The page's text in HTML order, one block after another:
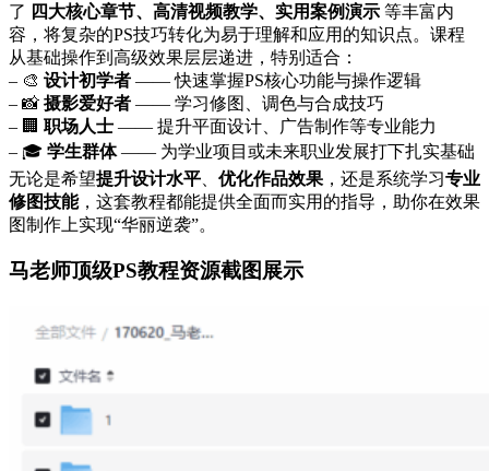
了 四大核心章节、高清视频教学、实用案例演示 等丰富内
容，将复杂的PS技巧转化为易于理解和应用的知识点。课程
从基础操作到高级效果层层递进，特别适合：
– 🎨 设计初学者 —— 快速掌握PS核心功能与操作逻辑
– 📸 摄影爱好者 —— 学习修图、调色与合成技巧
– 🏢 职场人士 —— 提升平面设计、广告制作等专业能力
– 🎓 学生群体—— 为学业项目或未来职业发展打下扎实基础
无论是希望提升设计水平 优化作品效果 ，还是系统学习专业
修图技能，这套教程都能提供全面而实用的指导，助你在效果
图制作上实现“华丽逆袭”。
马老师顶级PS教程资源截图展示